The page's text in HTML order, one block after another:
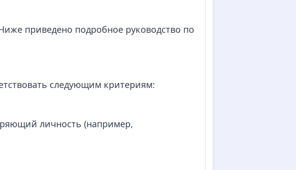
приведено подробное руководство по
следующим критериям:
личность (например,